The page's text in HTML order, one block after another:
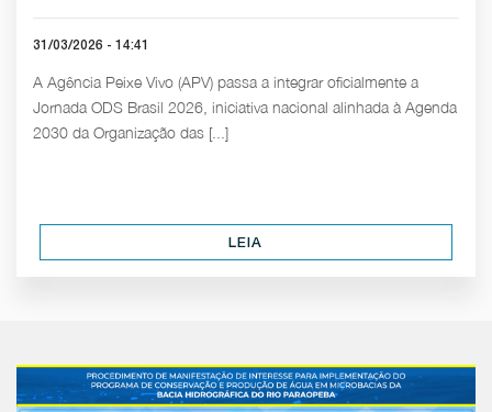
31/03/2026 - 14:41
A Agência Peixe Vivo (APV) passa a integrar oficialmente a
Jornada ODS Brasil 2026, iniciativa nacional alinhada à Agenda
2030 da Organização das [...]
LEIA